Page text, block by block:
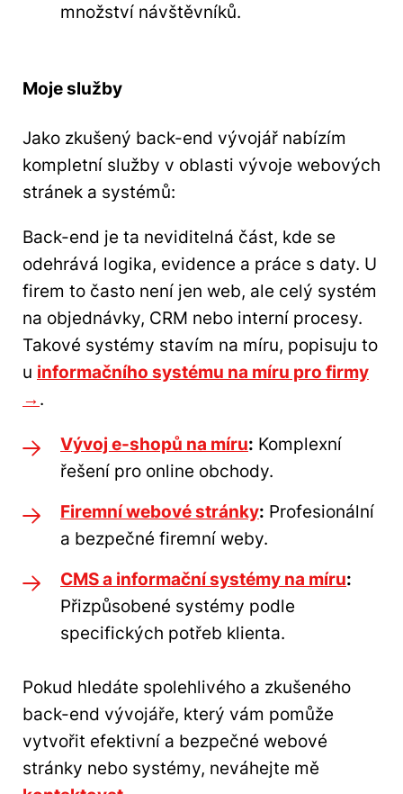
množství návštěvníků.
Moje služby
Jako zkušený back-end vývojář nabízím
kompletní služby v oblasti vývoje webových
stránek a systémů:
Back-end je ta neviditelná část, kde se
odehrává logika, evidence a práce s daty. U
firem to často není jen web, ale celý systém
na objednávky, CRM nebo interní procesy.
Takové systémy stavím na míru, popisuju to
u informačního systému na míru pro firmy
→ .
Vývoj e-shopů na míru: Komplexní
řešení pro online obchody.
Firemní webové stránky: Profesionální
a bezpečné firemní weby.
CMS a informační systémy na míru:
Přizpůsobené systémy podle
specifických potřeb klienta.
Pokud hledáte spolehlivého a zkušeného
back-end vývojáře, který vám pomůže
vytvořit efektivní a bezpečné webové
stránky nebo systémy, neváhejte mě